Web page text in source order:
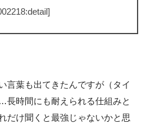
言葉も出てきたんですが（タイ
長時間にも耐えられる仕組みと
だけ聞くと最強じゃないかと思